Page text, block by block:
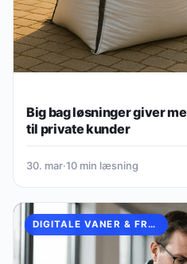
Big bag løsninger giver
til private kunder
30. mar·10 min læsning
DIGITALE VANER & FREMTIDENS LIV